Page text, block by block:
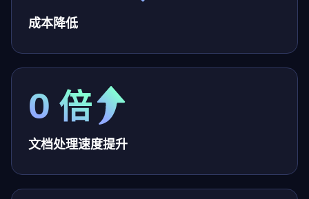
成本降低
0 倍
文档处理速度提升